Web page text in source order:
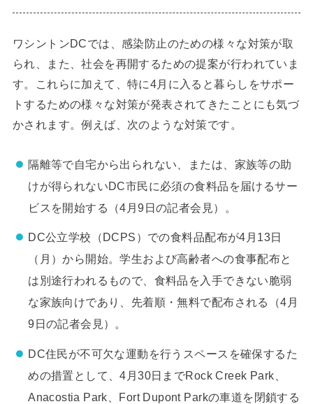
ワシントンDCでは、感染防止のための様々な対策が取
られ、また、社会を再開するための提案が行われていま
す。これらに加えて、特に4月に入ると暮らしをサポー
トするための様々な対策が発表されてきたことにも気づ
かされます。例えば、次のような対策です。
隔離等で自宅から出られない、または、家族等の助
けが得られないDC市民に必須の食料品を届けるサー
ビスを開始する（4月9日の記者会見）。
DC公立学校（DCPS）での食料品配布が4月13日
（月）から開始。学生および高齢者への食事配布と
は別途行われるもので、食料品を入手できない脆弱
な家族向けであり、先着順・無料で配布される（4月
9日の記者会見）。
DC住民が不可欠な運動を行うスペースを確保するた
めの措置として、4月30日までRock Creek Park、
Anacostia Park、Fort Dupont Parkの車道を閉鎖する